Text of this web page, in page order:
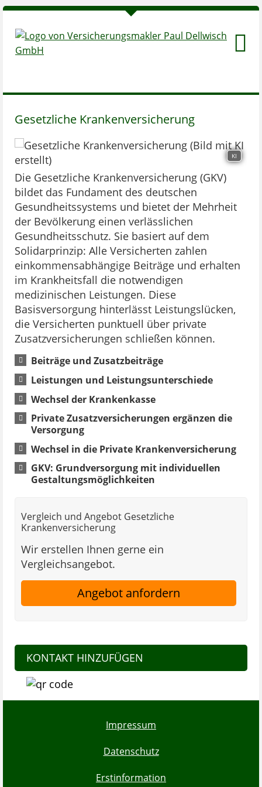
Gesetzliche Krankenversicherung
KI
Die Gesetzliche Krankenversicherung (GKV)
bildet das Fundament des deutschen
Gesundheitssystems und bietet der Mehrheit
der Bevölkerung einen verlässlichen
Gesundheitsschutz. Sie basiert auf dem
Solidarprinzip: Alle Versicherten zahlen
einkommensabhängige Beiträge und erhalten
im Krankheitsfall die notwendigen
medizinischen Leistungen. Diese
Basisversorgung hinterlässt Leistungslücken,
die Versicherten punktuell über private
Zusatzversicherungen schließen können.
Beiträge und Zusatzbeiträge
Leistungen und Leistungsunterschiede
Wechsel der Krankenkasse
Private Zusatzversicherungen ergänzen die
Versorgung
Wechsel in die Private Krankenversicherung
GKV: Grundversorgung mit individuellen
Gestaltungsmöglichkeiten
Vergleich und Angebot Gesetzliche
Krankenversicherung
Wir erstellen Ihnen gerne ein
Vergleichsangebot.
Angebot anfordern
KONTAKT HINZUFÜGEN
Impressum
Datenschutz
Erstinformation